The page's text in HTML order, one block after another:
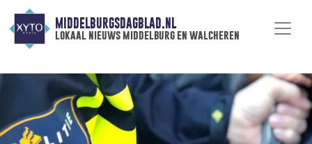
MIDDELBURGSDAGBLAD.NL
lokaal nieuws middelburg en walcheren